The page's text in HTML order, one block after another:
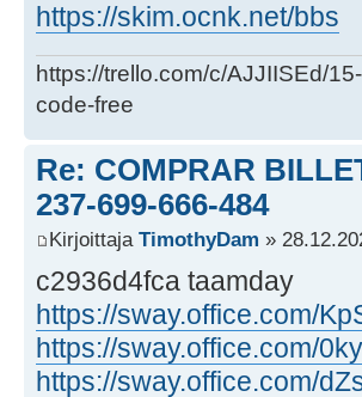
https://skim.ocnk.net/bbs
https://trello.com/c/AJJIISEd/
code-free
Re: COMPRAR
237-699-666-484
Kirjoittaja TimothyDam »
c2936d4fca taamday
https://sway.office.com/
https://sway.office.com/
https://sway.office.com/